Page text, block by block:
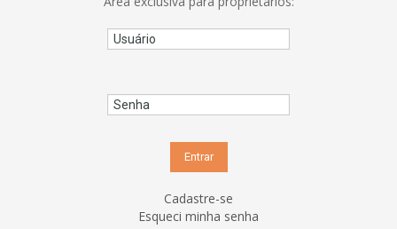
Cadastre-se
Esqueci minha senha